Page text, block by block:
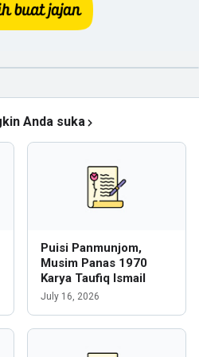
Anda suka
Puisi Panmunjom,
Musim Panas 1970
Karya Taufiq Ismail
July 16, 2026